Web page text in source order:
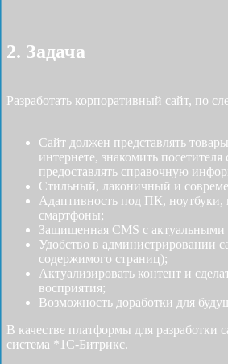
2. Задача
Разработать корпоративный сайт, по
Сайт должен представлять
интернете, знакомить
предоставлять справочную
Стильный, лаконичный и
Адаптивность под ПК,
смартфоны;
Защищенная CMS с актуальными
Удобство в администрировании
содержимого страниц);
Актуализировать контент и
восприятия;
Возможность доработки для
В качестве платформы для разработки
система *1С-Битрикс.